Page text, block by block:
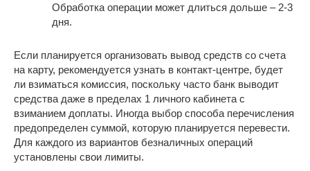
Обработка операции может длиться дольше – 2-3
дня.
Если планируется организовать вывод средств со счета
на карту, рекомендуется узнать в контакт-центре, будет
ли взиматься комиссия, поскольку часто банк выводит
средства даже в пределах 1 личного кабинета с
взиманием доплаты. Иногда выбор способа перечисления
предопределен суммой, которую планируется перевести.
Для каждого из вариантов безналичных операций
установлены свои лимиты.